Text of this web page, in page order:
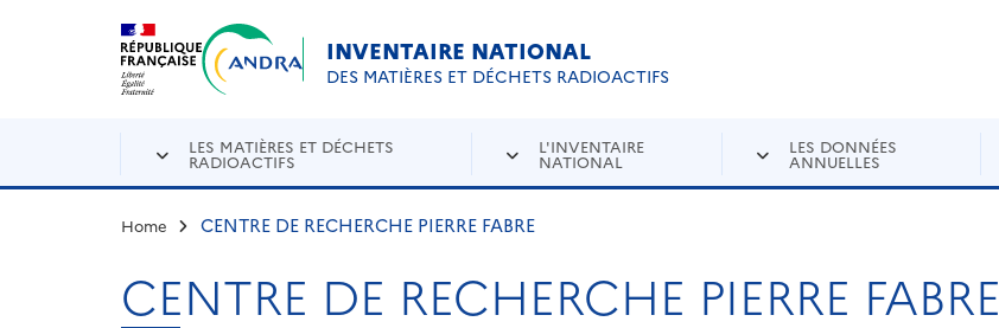
Aller au contenu principal
INVENTAIRE NATIONAL
DES MATIÈRES ET DÉCHETS RADIOACTIFS
LES MATIÈRES ET DÉCHETS
RADIOACTIFS
L'INVENTAIRE
NATIONAL
LES DONNÉES
ANNUELLES
Home CENTRE DE RECHERCHE PIERRE FABRE
CENTRE DE RECHERCHE PIERRE FABRE